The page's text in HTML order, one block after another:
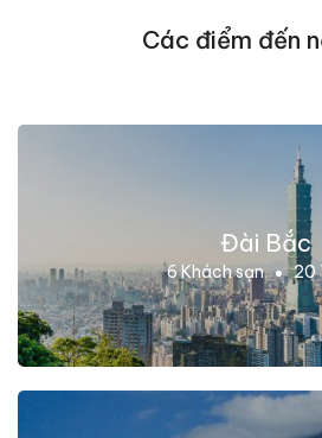
Các điểm đến
Đài Bắc
6 Khách sạn 20